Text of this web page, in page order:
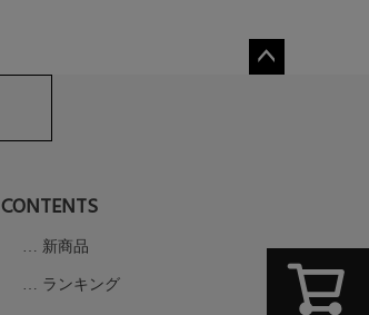
CONTENTS
新商品
ランキング